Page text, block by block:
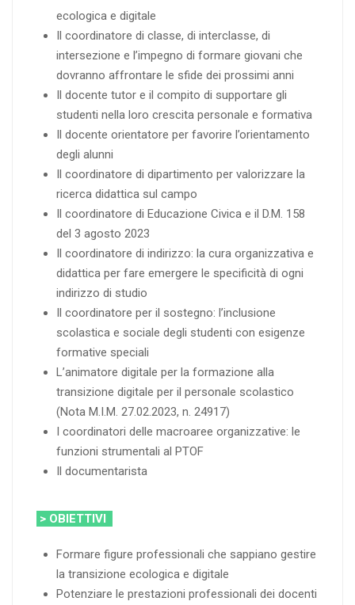
ecologica e digitale
Il coordinatore di classe, di interclasse, di
intersezione e l’impegno di formare giovani che
dovranno affrontare le sfide dei prossimi anni
Il docente tutor e il compito di supportare gli
studenti nella loro crescita personale e formativa
Il docente orientatore per favorire l’orientamento
degli alunni
Il coordinatore di dipartimento per valorizzare la
ricerca didattica sul campo
Il coordinatore di Educazione Civica e il D.M. 158
del 3 agosto 2023
Il coordinatore di indirizzo: la cura organizzativa e
didattica per fare emergere le specificità di ogni
indirizzo di studio
Il coordinatore per il sostegno: l’inclusione
scolastica e sociale degli studenti con esigenze
formative speciali
L’animatore digitale per la formazione alla
transizione digitale per il personale scolastico
(Nota M.I.M. 27.02.2023, n. 24917)
I coordinatori delle macroaree organizzative: le
funzioni strumentali al PTOF
Il documentarista
> OBIETTIVI
Formare figure professionali che sappiano gestire
la transizione ecologica e digitale
Potenziare le prestazioni professionali dei docenti